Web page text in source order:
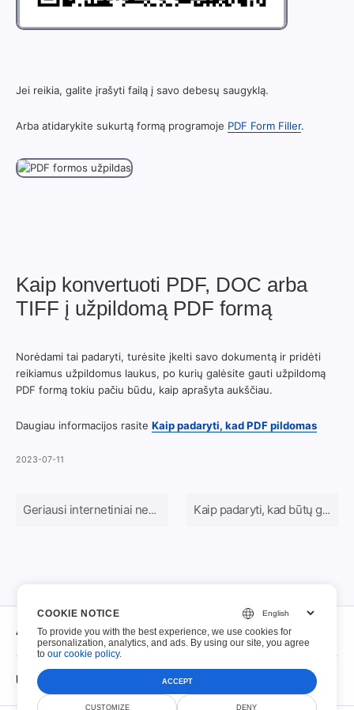
Jei reikia, galite įrašyti failą į savo debesų saugyklą.
Arba atidarykite sukurtą formą programoje PDF Form Filler.
Kaip konvertuoti PDF, DOC arba
TIFF į užpildomą PDF formą
Norėdami tai padaryti, turėsite įkelti savo dokumentą ir pridėti
reikiamus užpildomus laukus, po kurių galėsite gauti užpildomą
PDF formą tokiu pačiu būdu, kaip aprašyta aukščiau.
Daugiau informacijos rasite Kaip padaryti, kad PDF pildomas
2023-07-11
Geriausi internetiniai nemokami PDF formų redaktoriai 2024 m Kaip padaryti, kad būtų galima užpildyti PDF
Apie
Apie
Užpildomi PDF failai
COOKIE NOTICE
To provide you with the best experience, we use cookies for
personalization, analytics, and ads. By using our site, you agree
toour cookie policy.
ACCEPT
CUSTOMIZE DENY